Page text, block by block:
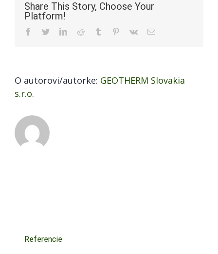
Share This Story, Choose Your
Platform!
Facebook
TwitterLinkedInReddit Tumblr Pinterest
Vk Email
O autorovi/autorke: GEOTHERM Slovakia
s.r.o.
Referencie